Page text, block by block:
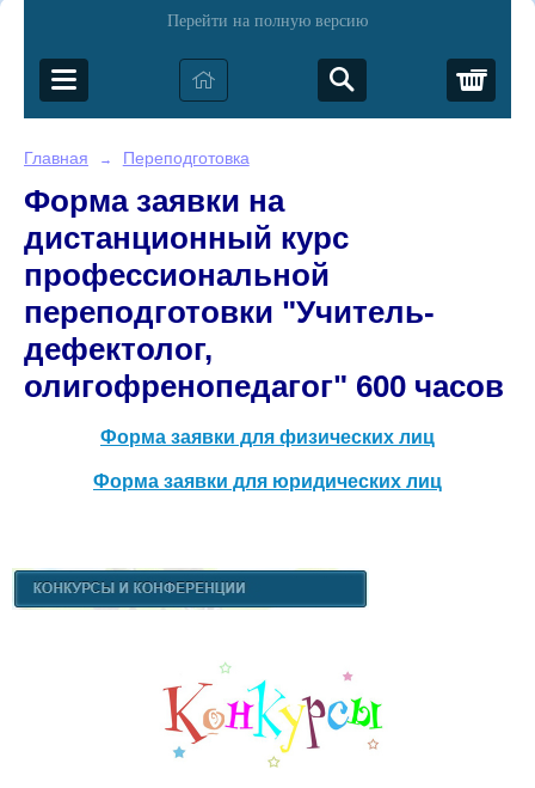
Перейти на полную версию
Главная → Переподготовка
Форма заявки на
дистанционный курс
профессиональной
переподготовки "Учитель-
дефектолог,
олигофренопедагог" 600 часов
Форма заявки для физических лиц
Форма заявки для юридических лиц